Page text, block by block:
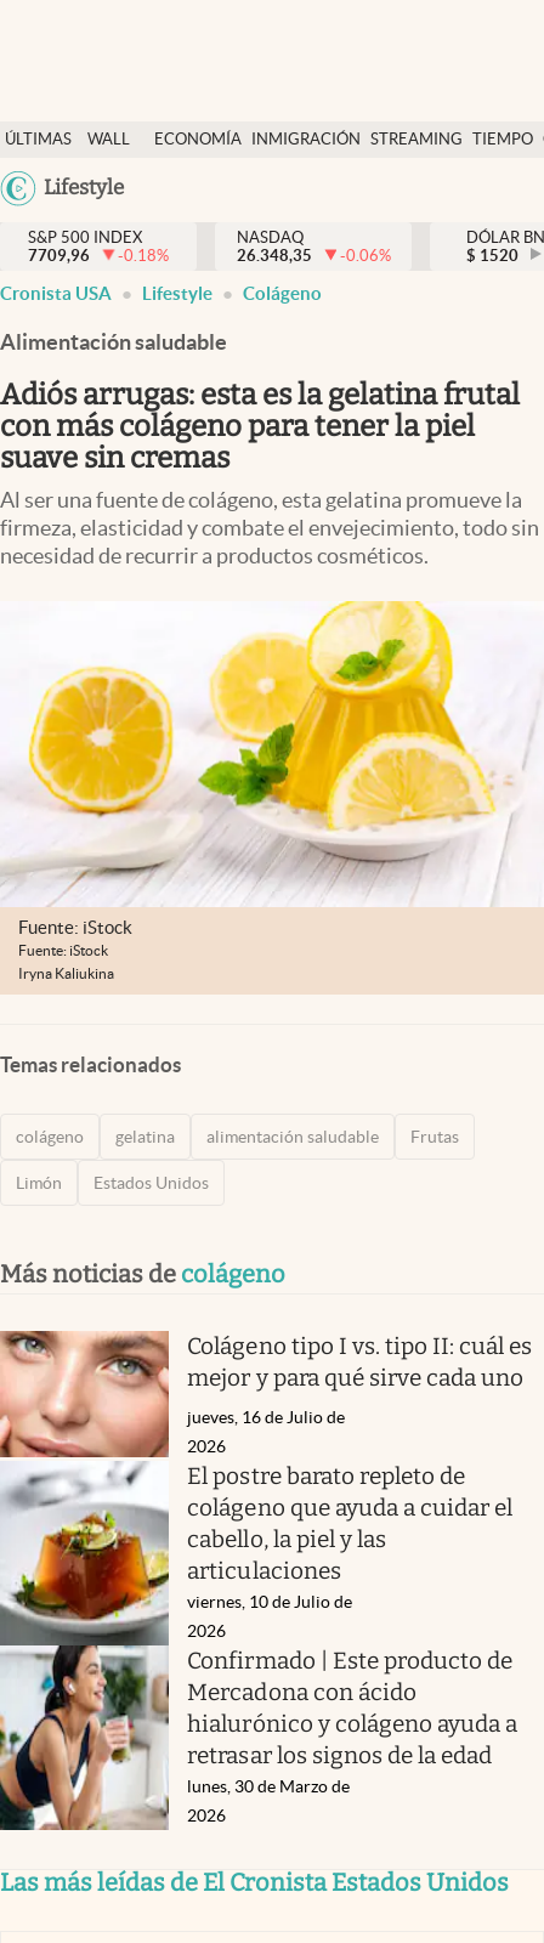
ÚLTIMAS
NOTICIAS
WALL
Y
DÓLAR
ECONOMÍA INMIGRACIÓN STREAMING TIEMPO
México
Lifestyle
Finanzas y economía
Wall Street y dólar
Inmigración
Espiritual
Streaming
PC y mobile
Lifestyle
S&P 500 INDEX
7709,96
-0.18%
NASDAQ
26.348,35
-0.06%
DÓLAR
$ 1520
Cronista USA Lifestyle Colágeno
Alimentación saludable
Adiós arrugas: esta es la gelatina frutal
con más colágeno para tener la piel
suave sin cremas
Al ser una fuente de colágeno, esta gelatina promueve la
firmeza, elasticidad y combate el envejecimiento, todo sin
necesidad de recurrir a productos cosméticos.
Fuente: iStock
Fuente: iStock
Iryna Kaliukina
Temas relacionados
colágeno gelatina alimentación saludable Frutas
Limón Estados Unidos
Más noticias de colágeno
Colágeno tipo I vs. tipo II: cuál es
mejor y para qué sirve cada uno
jueves, 16 de Julio de
2026
El postre barato repleto de
colágeno que ayuda a cuidar el
cabello, la piel y las
articulaciones
viernes, 10 de Julio de
2026
Confirmado | Este producto de
Mercadona con ácido
hialurónico y colágeno ayuda a
retrasar los signos de la edad
lunes, 30 de Marzo de
2026
Las más leídas de El Cronista Estados Unidos